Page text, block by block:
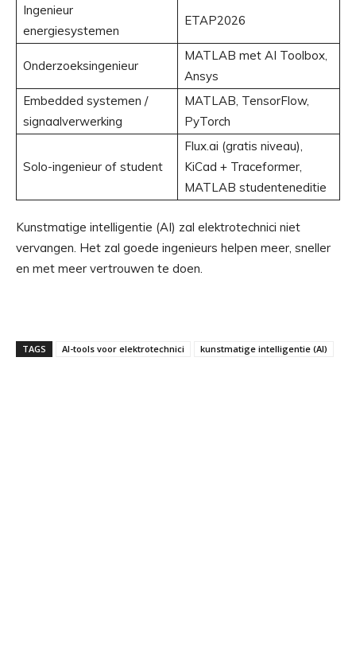
Ingenieur
energiesystemen
ETAP2026
Onderzoeksingenieur
MATLAB met AI Toolbox,
Ansys
Embedded systemen /
signaalverwerking
MATLAB, TensorFlow,
PyTorch
Solo-ingenieur of student
Flux.ai (gratis niveau),
KiCad + Traceformer,
MATLAB studenteneditie
Kunstmatige intelligentie (AI) zal elektrotechnici niet
vervangen. Het zal goede ingenieurs helpen meer, sneller
en met meer vertrouwen te doen.
TAGS AI-tools voor elektrotechnici kunstmatige intelligentie (AI)